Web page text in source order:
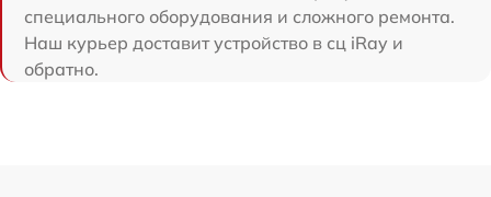
специального оборудования и сложного ремонта.
Наш курьер доставит устройство в сц iRay и
обратно.